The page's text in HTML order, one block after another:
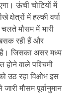
ऊंची चोटियों में
क्षेत्रों में हल्की वर्षा
मौसम में भारी
रही हैं और
जिसका असर मध्य
वाले पश्चिमी
उठ रहा विक्षोभ इस
मौसम पूर्वानुमान